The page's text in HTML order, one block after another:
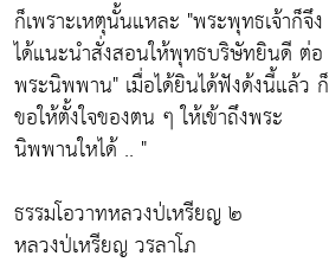
ก็เพราะเหตุนั้นแหละ "พระพุทธเจ้าก็จึง
ได้แนะนำสั่งสอนให้พุทธบริษัทยินดี ต่อ
พระนิพพาน" เมื่อได้ยินได้ฟังด้งนี้แล้ว ก็
ขอให้ตั้งใจของตน ๆ ให้เข้าถึงพระ
นิพพานใหได้ .. "
ธรรมโอวาทหลวงป่เหรียญ ๒
หลวงป่เหรียญ วรลาโภ